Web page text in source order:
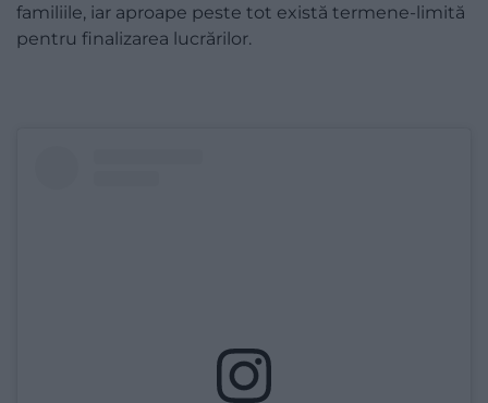
familiile, iar aproape peste tot există termene-limită
pentru finalizarea lucrărilor.